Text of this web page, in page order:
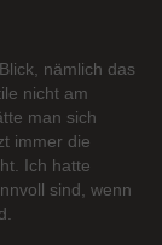
nämlich das
nicht am
man sich
immer die
Ich hatte
sind, wenn